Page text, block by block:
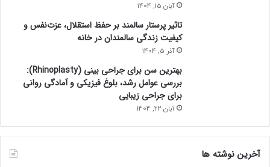
آبان 15, 1404
تاثیر پرستار سالمند بر حفظ استقلال، عزت‌نفس و
کیفیت زندگی سالمندان در خانه
آذر 5, 1404
بهترین سن برای جراحی بینی (Rhinoplasty):
بررسی عوامل رشد، بلوغ فیزیکی و آمادگی روانی
برای جراحی زیبایی
آبان 22, 1404
آخرین نوشته ها